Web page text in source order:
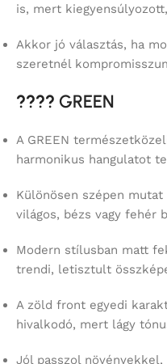
is, mert
Akkor jó választás, ha
szeretnél
???? GREEN
A GREEN
harmonikus hangulatot
Különösen szépen
világos, bézs vagy fehér
Modern stílusban matt
trendi, letisztult
A zöld front egyedi
hivalkodó, mert lágy
Jól passzol